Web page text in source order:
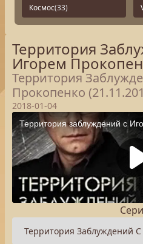
Космос(33)
Территория
Игорем
Территория
Прокопенко
2018-01-04